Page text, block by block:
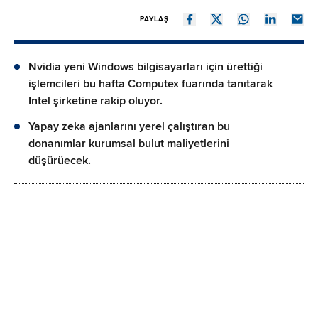
PAYLAŞ
Nvidia yeni Windows bilgisayarları için ürettiği
işlemcileri bu hafta Computex fuarında tanıtarak
Intel şirketine rakip oluyor.
Yapay zeka ajanlarını yerel çalıştıran bu
donanımlar kurumsal bulut maliyetlerini
düşürüecek.